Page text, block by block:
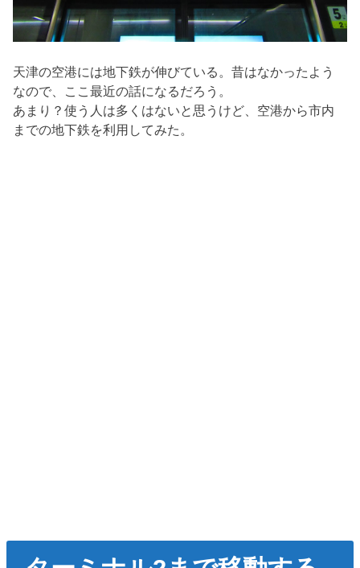
天津の空港には地下鉄が伸びている。昔はなかったよう
なので、ここ最近の話になるだろう。
あまり？使う人は多くはないと思うけど、空港から市内
までの地下鉄を利用してみた。